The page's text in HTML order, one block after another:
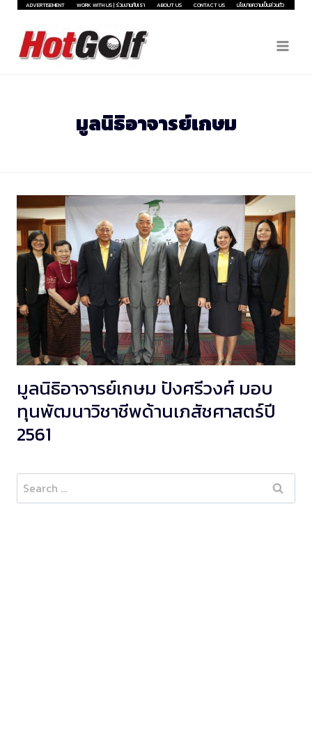
Skip
content
ADVERTISEMENT WORK WITH US | ร่วมงานกับเรา ABOUT US CONTACT US นโยบายความเป็นส่วนตัว
มูลนิธิอาจารย์เกษม
มูลนิธิอาจารย์เกษม ปังศรีวงศ์ มอบ
ทุนพัฒนาวิชาชีพด้านเภสัชศาสตร์ปี
2561
Search
for: